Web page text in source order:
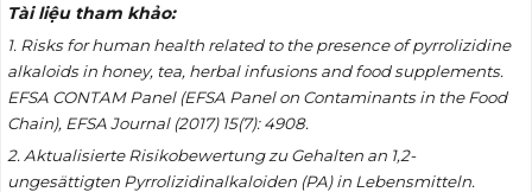
Tài liệu tham khảo:
1. Risks for human health related to the presence of pyrrolizidine
alkaloids in honey, tea, herbal infusions and food supplements.
EFSA CONTAM Panel (EFSA Panel on Contaminants in the Food
Chain), EFSA Journal (2017) 15(7):4908.
2. Aktualisierte Risikobewertung zu Gehalten an 1,2-
ungesättigten Pyrrolizidinalkaloiden (PA) in Lebensmitteln.